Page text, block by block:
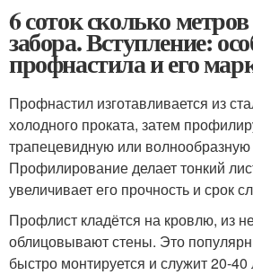
6 соток сколько
забора. Вступление:
профнастила и его
Профнастил изготавливается из
холодного проката, затем
трапецевидную или
Профилирование делает тонкий
увеличивает его прочность и срок
Профлист кладётся на кровлю, из
облицовывают стены. Это
быстро монтируется и служит 20-40